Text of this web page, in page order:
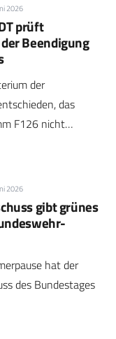
2026
prüft
Beendigung
der
das
F126 nicht…
2026
gibt grünes
hat der
des Bundestages